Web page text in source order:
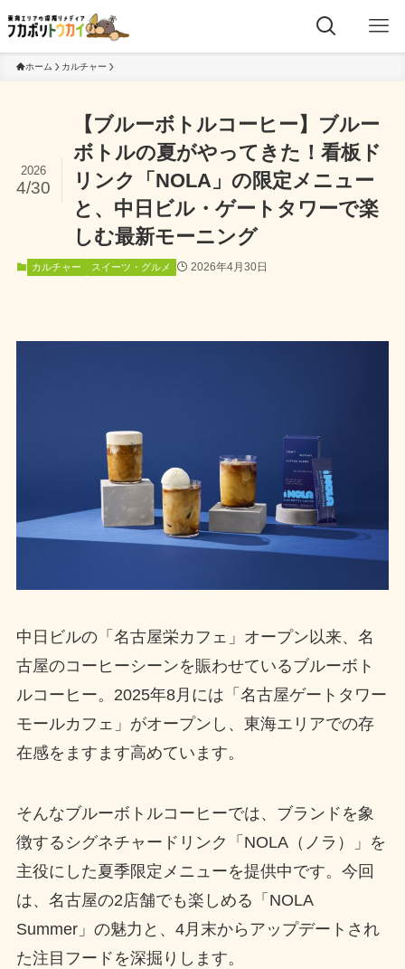
ホーム カルチャー
【ブルーボトルコーヒー】ブルー
ボトルの夏がやってきた！看板ド
リンク「NOLA」の限定メニュー
と、中日ビル・ゲートタワーで楽
しむ最新モーニング
2026
4/30
カルチャー スイーツ・グルメ 2026年4月30日
中日ビルの「名古屋栄カフェ」オープン以来、名
古屋のコーヒーシーンを賑わせているブルーボト
ルコーヒー。2025年8月には「名古屋ゲートタワー
モールカフェ」がオープンし、東海エリアでの存
在感をますます高めています。
そんなブルーボトルコーヒーでは、ブランドを象
徴するシグネチャードリンク「NOLA（ノラ）」を
主役にした夏季限定メニューを提供中です。今回
は、名古屋の2店舗でも楽しめる「NOLA
Summer」の魅力と、4月末からアップデートされ
た注目フードを深掘りします。